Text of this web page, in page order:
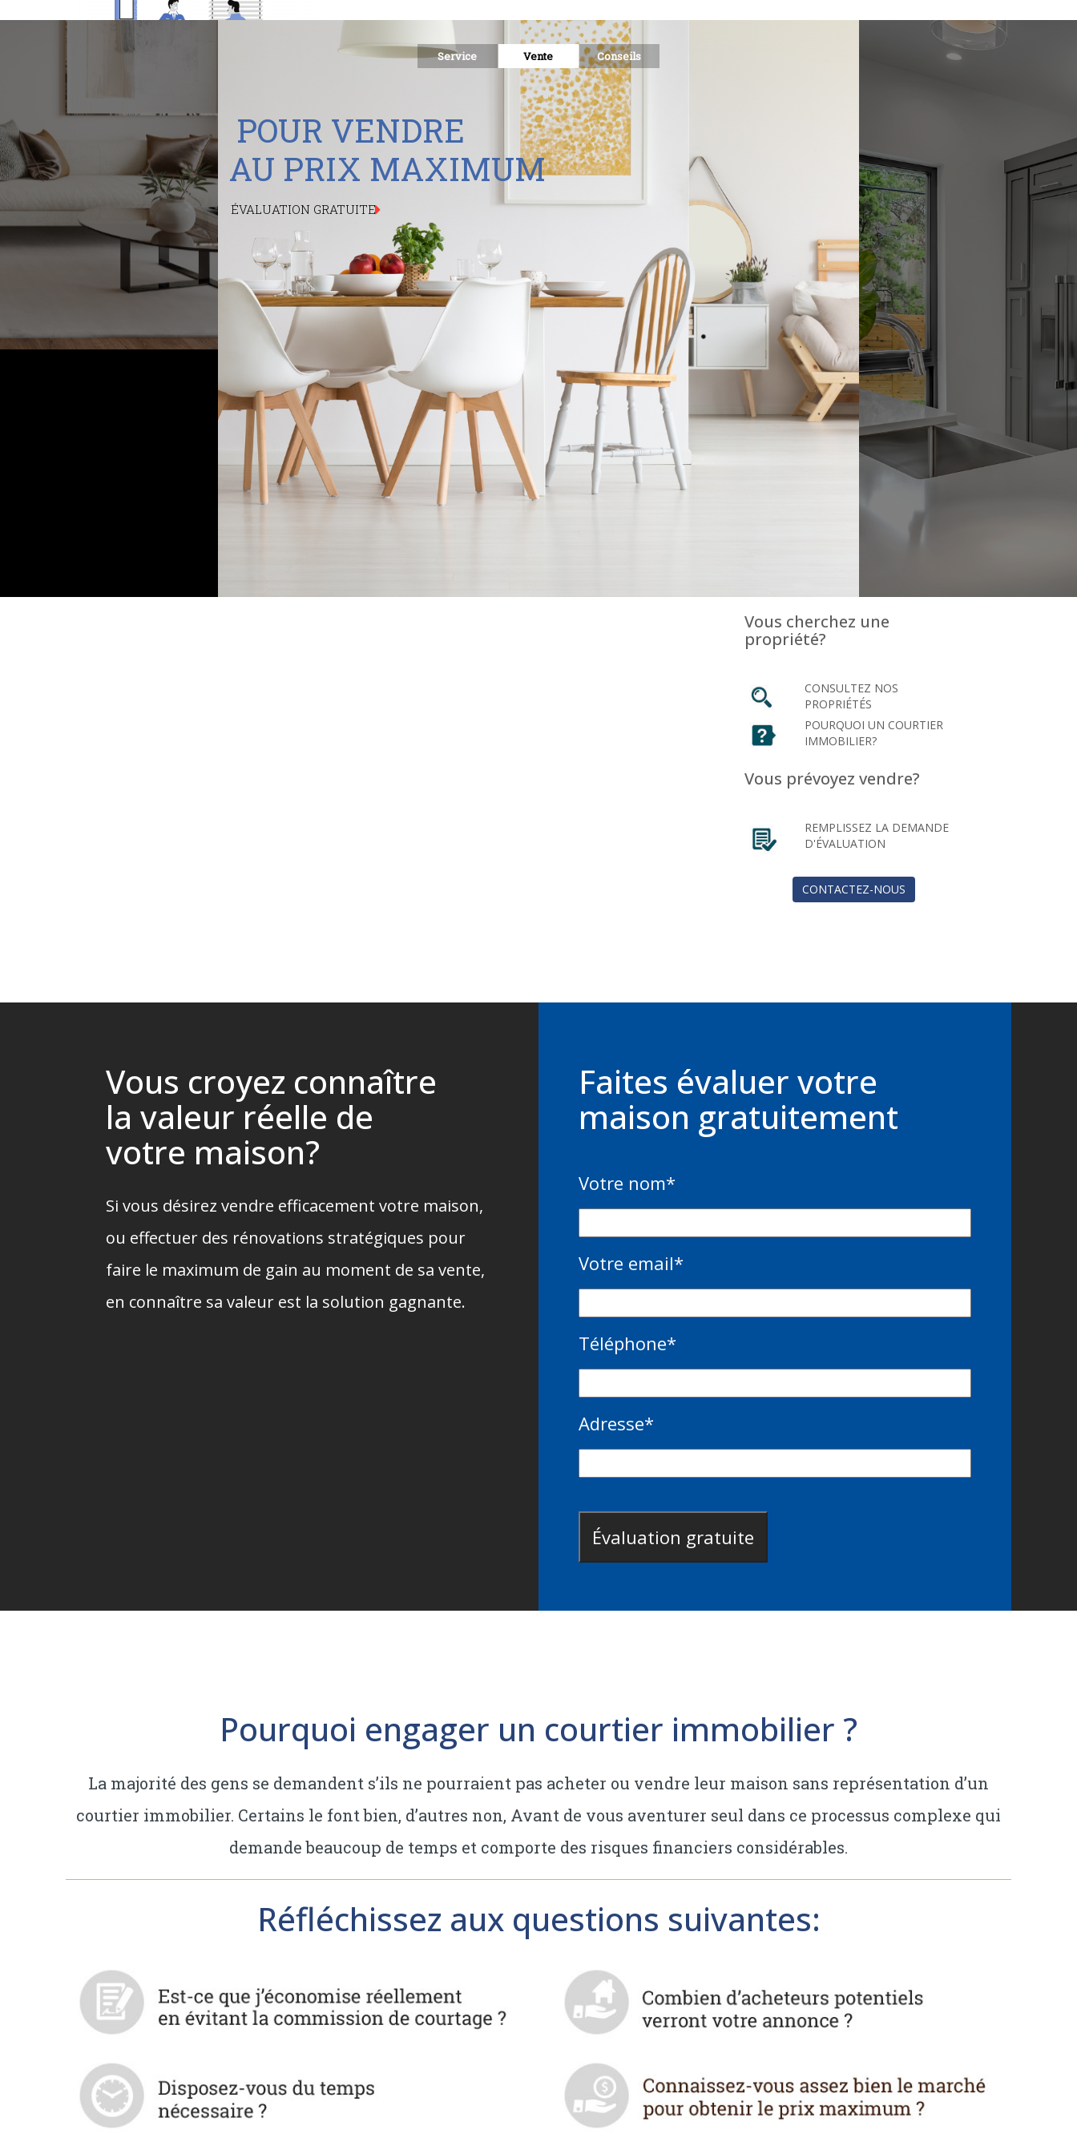
Service Vente Conseils
POUR VENDRE
ÉVALUATION GRATUITE
AU PRIX MAXIMUM
Vous cherchez une
propriété?
CONSULTEZ NOS
PROPRIÉTÉS
POURQUOI UN COURTIER
IMMOBILIER?
Vous prévoyez vendre?
REMPLISSEZ LA DEMANDE
D'ÉVALUATION
CONTACTEZ-NOUS
Vous croyez connaître
la valeur réelle de
votre maison?
Si vous désirez vendre efficacement votre maison,
ou effectuer des rénovations stratégiques pour
faire le maximum de gain au moment de sa vente,
en connaître sa valeur est la solution gagnante.
Faites évaluer votre
maison gratuitement
Votre nom*
Votre email*
Téléphone*
Adresse*
Pourquoi engager un courtier immobilier ?
La majorité des gens se demandent s’ils ne pourraient pas acheter ou vendre leur maison sans représentation d’un
courtier immobilier. Certains le font bien, d’autres non, Avant de vous aventurer seul dans ce processus complexe qui
demande beaucoup de temps et comporte des risques financiers considérables.
Réfléchissez aux questions suivantes: